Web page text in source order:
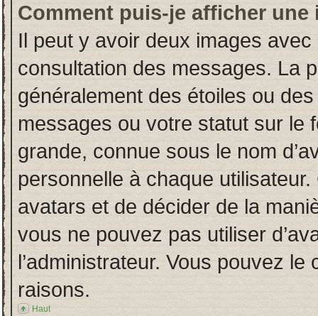
Comment puis-je afficher une
Il peut y avoir deux images
consultation des messages. La
généralement des étoiles ou
messages ou votre statut sur le
grande, connue sous le nom
personnelle à chaque utilisateur.
avatars et de décider de la
vous ne pouvez pas utiliser
l’administrateur. Vous pouvez
raisons.
Haut